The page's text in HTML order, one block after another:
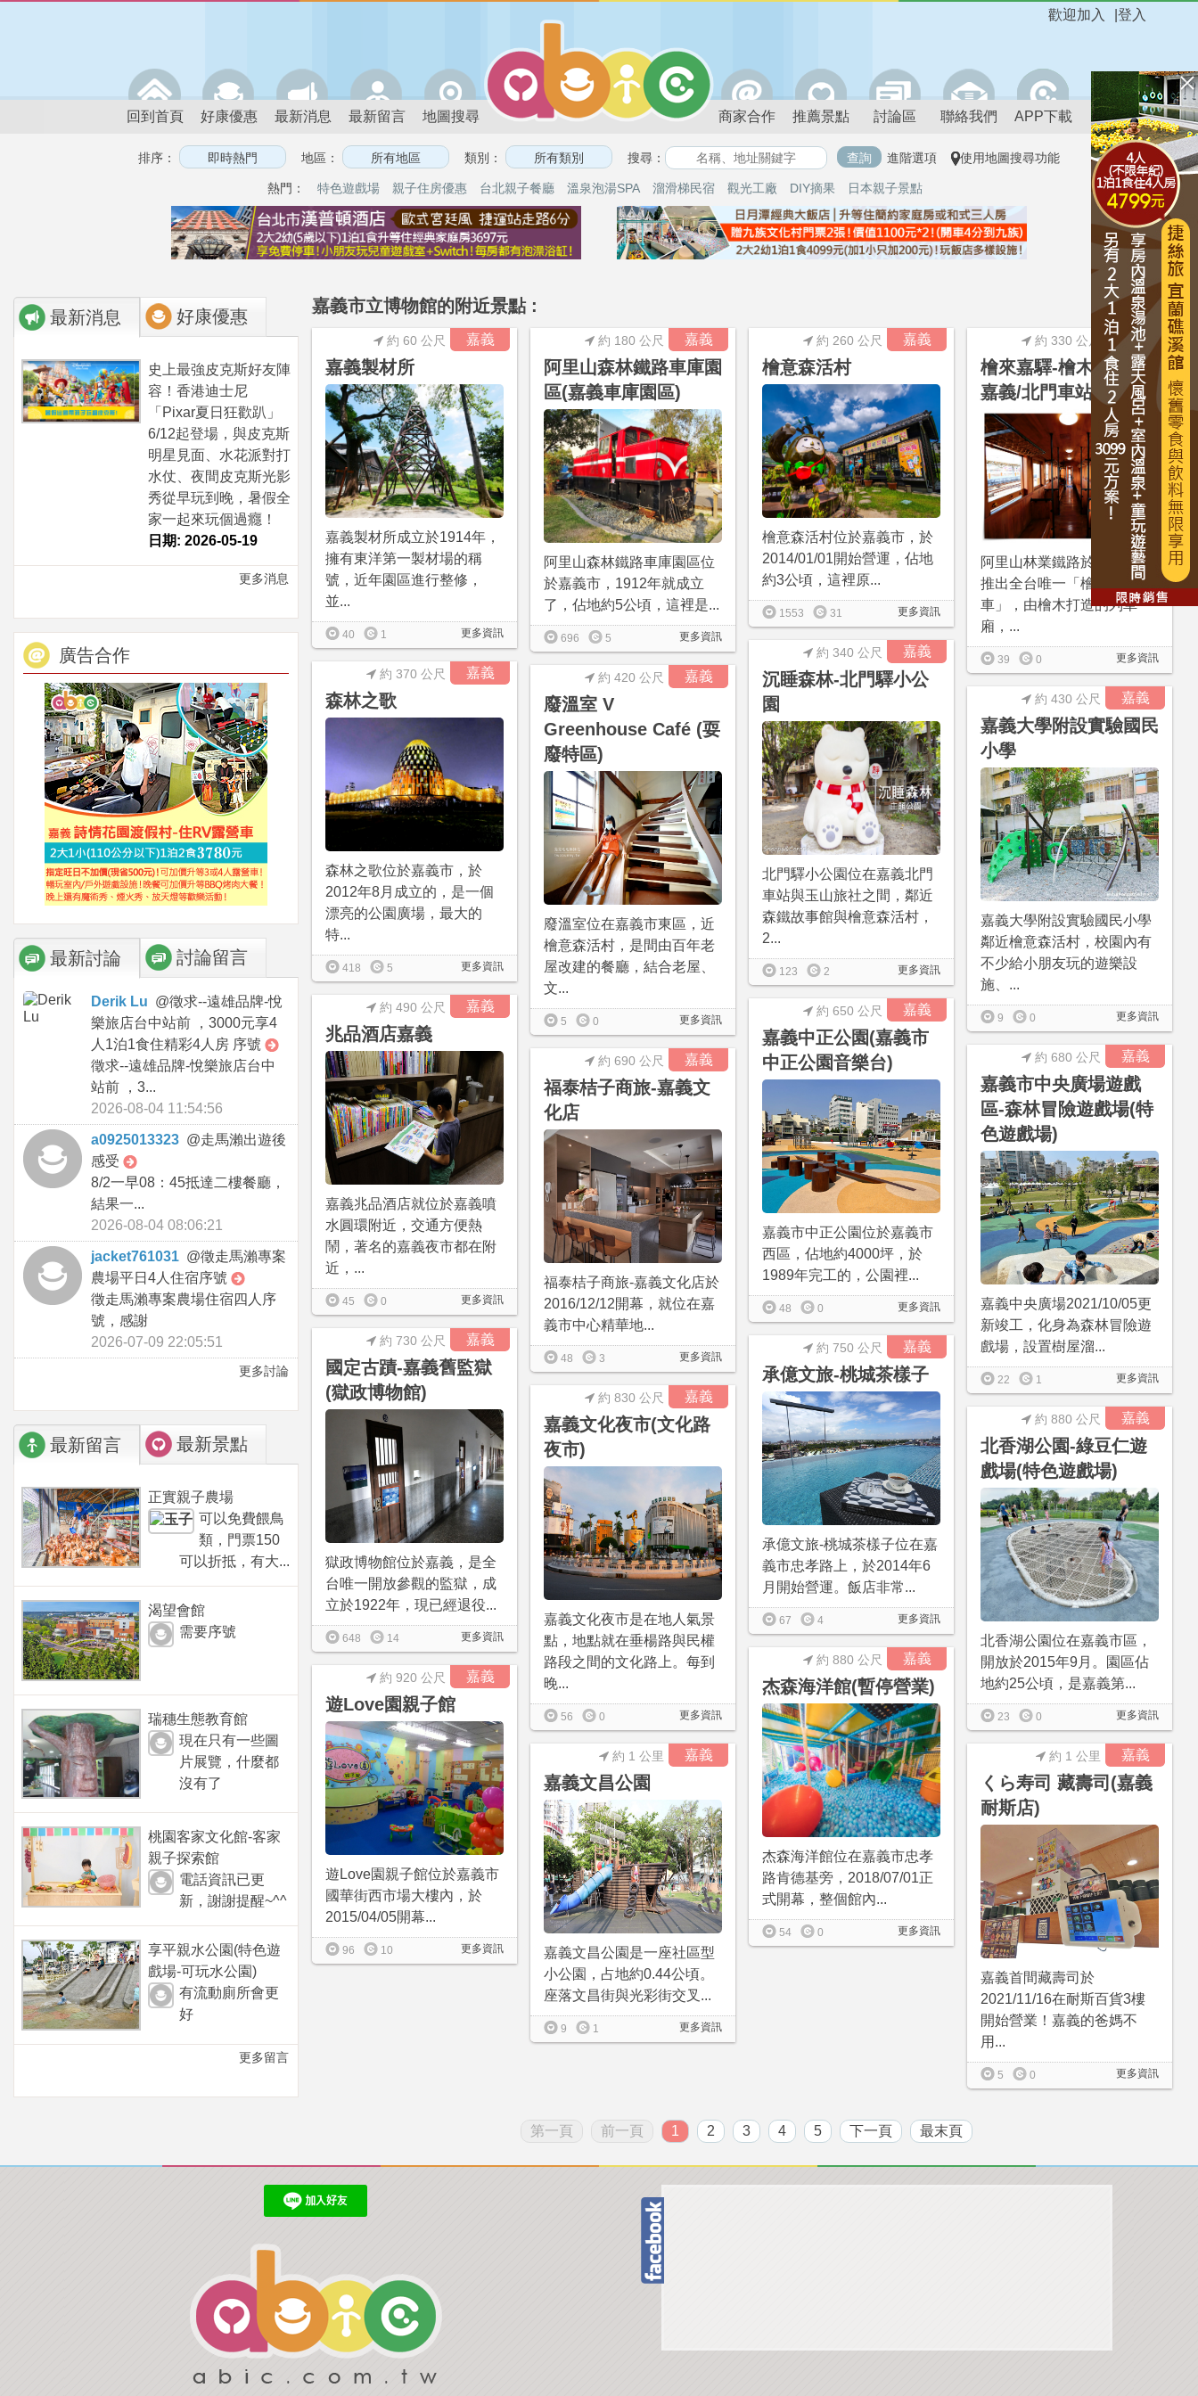
登入
歡迎加入
回到首頁 好康優惠 最新消息 最新留言 地圖搜尋 商家合作 推薦景點 討論區 聯絡我們 APP下載
排序： 地區： 類別： 搜尋： 進階選項 使用地圖搜尋功能
熱門： 特色遊戲場 親子住房優惠 台北親子餐廳 溫泉泡湯SPA 溜滑梯民宿 觀光工廠 DIY摘果 日本親子景點
最新消息 好康優惠
史上最強皮克斯好友陣
容！香港迪士尼
「Pixar夏日狂歡趴」
6/12起登場，與皮克斯
明星見面、水花派對打
水仗、夜間皮克斯光影
秀從早玩到晚，暑假全
家一起來玩個過癮！
日期: 2026-05-19
更多消息
廣告合作
最新討論 討論留言
Derik Lu @徵求--遠雄品牌-悅
樂旅店台中站前 ，3000元享4
人1泊1食住精彩4人房 序號
徵求--遠雄品牌-悅樂旅店台中
站前 ，3...
2026-08-04 11:54:56
a0925013323 @走馬瀨出遊後
感受
8/2一早08：45抵達二樓餐廳，
結果一...
2026-08-04 08:06:21
jacket761031 @徵走馬瀨專案
農場平日4人住宿序號
徵走馬瀨專案農場住宿四人序
號，感謝
2026-07-09 22:05:51
更多討論
最新留言 最新景點
正實親子農場
可以免費餵鳥
類，門票150
可以折抵，有大...
渴望會館
需要序號
瑞穗生態教育館
現在只有一些圖
片展覽，什麼都
沒有了
桃園客家文化館-客家
親子探索館
電話資訊已更
新，謝謝提醒~^^
享平親水公園(特色遊
戲場-可玩水公園)
有流動廁所會更
好
更多留言
嘉義市立博物館的附近景點 : 進階搜尋
嘉義
約 60 公尺
嘉義製材所
嘉義製材所成立於1914年，
擁有東洋第一製材場的稱
號，近年園區進行整修，
並...
更多資訊
40 1
嘉義
約 180 公尺
阿里山森林鐵路車庫園
區(嘉義車庫園區)
阿里山森林鐵路車庫園區位
於嘉義市，1912年就成立
了，佔地約5公頃，這裡是...
更多資訊
696 5
嘉義
約 260 公尺
檜意森活村
檜意森活村位於嘉義市，於
2014/01/01開始營運，佔地
約3公頃，這裡原...
更多資訊
1553 31
嘉義
約 330 公尺
檜來嘉驛-檜木列車@
嘉義/北門車站
阿里山林業鐵路於2019年初
推出全台唯一「檜木列
車」，由檜木打造的列車
廂，...
更多資訊
39 0
嘉義
約 340 公尺
沉睡森林-北門驛小公
園
北門驛小公園位在嘉義北門
車站與玉山旅社之間，鄰近
森鐵故事館與檜意森活村，
2...
更多資訊
123 2
嘉義
約 370 公尺
森林之歌
森林之歌位於嘉義市，於
2012年8月成立的，是一個
漂亮的公園廣場，最大的
特...
更多資訊
418 5
嘉義
約 420 公尺
廢溫室 V
Greenhouse Café (耍
廢特區)
廢溫室位在嘉義市東區，近
檜意森活村，是間由百年老
屋改建的餐廳，結合老屋、
文...
更多資訊
5 0
嘉義
約 430 公尺
嘉義大學附設實驗國民
小學
嘉義大學附設實驗國民小學
鄰近檜意森活村，校園內有
不少給小朋友玩的遊樂設
施、...
更多資訊
9 0
嘉義
約 490 公尺
兆品酒店嘉義
嘉義兆品酒店就位於嘉義噴
水圓環附近，交通方便熱
鬧，著名的嘉義夜市都在附
近，...
更多資訊
45 0
嘉義
約 650 公尺
嘉義中正公園(嘉義市
中正公園音樂台)
嘉義市中正公園位於嘉義市
西區，佔地約4000坪，於
1989年完工的，公園裡...
更多資訊
48 0
嘉義
約 680 公尺
嘉義市中央廣場遊戲
區-森林冒險遊戲場(特
色遊戲場)
嘉義中央廣場2021/10/05更
新竣工，化身為森林冒險遊
戲場，設置樹屋溜...
更多資訊
22 1
嘉義
約 690 公尺
福泰桔子商旅-嘉義文
化店
福泰桔子商旅-嘉義文化店於
2016/12/12開幕，就位在嘉
義市中心精華地...
更多資訊
48 3
嘉義
約 730 公尺
國定古蹟-嘉義舊監獄
(獄政博物館)
獄政博物館位於嘉義，是全
台唯一開放參觀的監獄，成
立於1922年，現已經退役...
更多資訊
648 14
嘉義
約 750 公尺
承億文旅-桃城茶樣子
承億文旅-桃城茶樣子位在嘉
義市忠孝路上，於2014年6
月開始營運。飯店非常...
更多資訊
67 4
嘉義
約 830 公尺
嘉義文化夜市(文化路
夜市)
嘉義文化夜市是在地人氣景
點，地點就在垂楊路與民權
路段之間的文化路上。每到
晚...
更多資訊
56 0
嘉義
約 880 公尺
北香湖公園-綠豆仁遊
戲場(特色遊戲場)
北香湖公園位在嘉義市區，
開放於2015年9月。園區佔
地約25公頃，是嘉義第...
更多資訊
23 0
嘉義
約 880 公尺
杰森海洋館(暫停營業)
杰森海洋館位在嘉義市忠孝
路肯德基旁，2018/07/01正
式開幕，整個館內...
更多資訊
54 0
嘉義
約 920 公尺
遊Love園親子館
遊Love園親子館位於嘉義市
國華街西市場大樓內，於
2015/04/05開幕...
更多資訊
96 10
嘉義
約 1 公里
嘉義文昌公園
嘉義文昌公園是一座社區型
小公園，占地約0.44公頃。
座落文昌街與光彩街交叉...
更多資訊
9 1
嘉義
約 1 公里
くら寿司 藏壽司(嘉義
耐斯店)
嘉義首間藏壽司於
2021/11/16在耐斯百貨3樓
開始營業！嘉義的爸媽不
用...
更多資訊
5 0
第一頁 前一頁 1 2 3 4 5 下一頁 最末頁